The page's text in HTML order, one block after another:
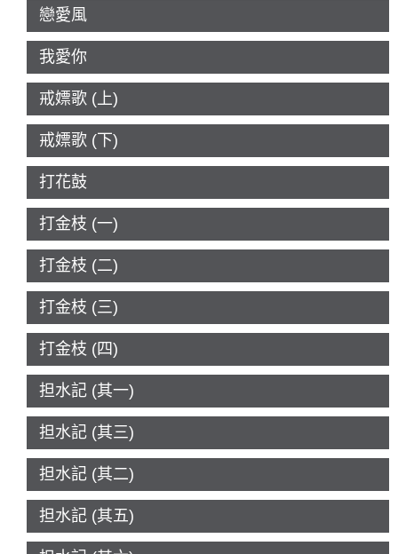
戀愛風
我愛你
戒嫖歌 (上)
戒嫖歌 (下)
打花鼓
打金枝 (一)
打金枝 (二)
打金枝 (三)
打金枝 (四)
担水記 (其一)
担水記 (其三)
担水記 (其二)
担水記 (其五)